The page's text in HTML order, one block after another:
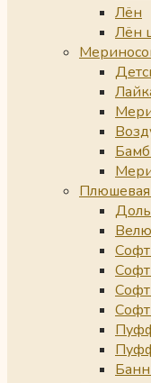
Лён
Лён